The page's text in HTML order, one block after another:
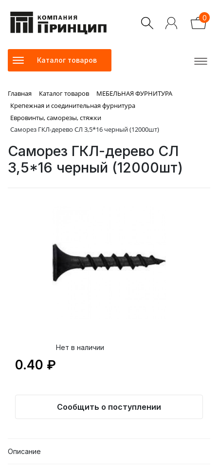
0
Каталог товаров
Главная Каталог товаров
МЕБЕЛЬНАЯ ФУРНИТУРА
Крепежная и соединительная фурнитура
Евровинты, саморезы, стяжки
Саморез ГКЛ-дерево СЛ 3,5*16 черный (12000шт)
Саморез ГКЛ-дерево СЛ
3,5*16 черный (12000шт)
0.40 ₽
Нет в наличии
Сообщить о поступлении
Описание